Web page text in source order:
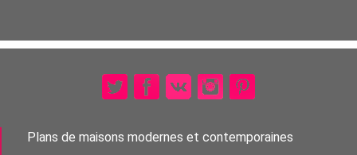
Plans de maisons modernes et contemporaines